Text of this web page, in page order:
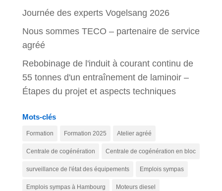
Journée des experts Vogelsang 2026
Nous sommes TECO – partenaire de service
agréé
Rebobinage de l'induit à courant continu de
55 tonnes d'un entraînement de laminoir –
Étapes du projet et aspects techniques
Mots-clés
Formation Formation 2025 Atelier agréé
Centrale de cogénération Centrale de cogénération en bloc
surveillance de l'état des équipements Emplois sympas
Emplois sympas à Hambourg Moteurs diesel